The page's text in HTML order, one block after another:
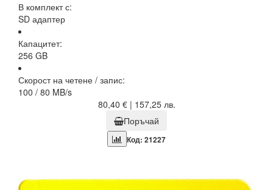
В комплект с:
SD адаптер
Капацитет:
256 GB
Скорост на четене / запис:
100 / 80 MB/s
80,40 € | 157,25 лв.
Поръчай
Код: 21227